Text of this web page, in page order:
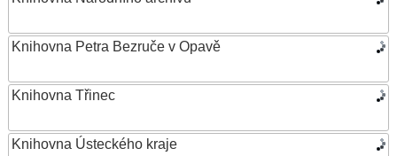
Knihovna Petra Bezruče v Opavě
Knihovna Třinec
Knihovna Ústeckého kraje